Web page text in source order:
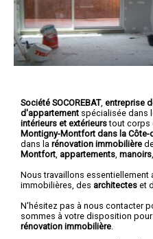
Société SOCOREBAT, entreprise
d'appartement spécialisée dans
intérieurs et extérieurstout corps
Montigny-Montfort dans la Côte-
dans la rénovation immobilière
Montfort appartements manoirs
Nous travaillons essentiellement
immobilières, des architectes et
N'hésitez pas à nous contacter
sommes à votre disposition
rénovation immobilière